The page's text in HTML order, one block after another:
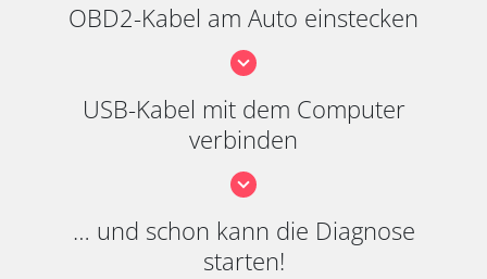
OBD2-Kabel am Auto einstecken
USB-Kabel mit dem Computer
verbinden
… und schon kann die Diagnose
starten!